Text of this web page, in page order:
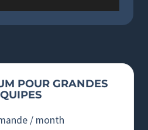
POUR GRANDES
/ month